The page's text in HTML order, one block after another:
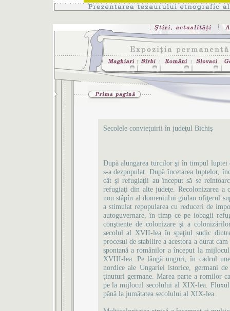
Secolele convieţuirii în judeţul Bichiş
După alungarea turcilor şi în timpul luptei
s-a dezpopulat. După încetarea luptelor,
cât şi refugiaţii au început să se
refugiaţi din alte judeţe. Recolonizarea a
nou stâpîn al domeniului giulan ofiţerul
a stimulat repopularea cu reduceri de
autoguvernare, în timp ce pe iobagii
conştiente de colonizare şi a
secolul al XVII-lea în spaţiul sudic
procesul de stabilire a acestora a durat
spontană a românilor a început la
XVIII-lea. Pe lângă unguri, în cadrul
nordice ale Ungariei istorice, germani
ţinuturi germane. Marea parte a romilor
pe la mijlocul secolului al XIX-lea.
până la jumătatea secolului al XIX-lea.